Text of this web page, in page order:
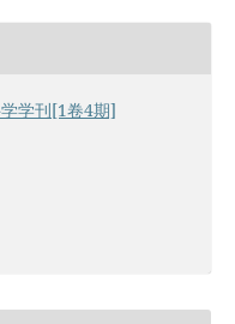
学刊[1卷4期]